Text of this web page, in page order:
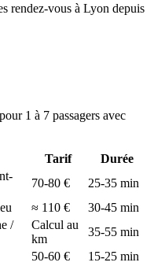
rendez-vous à Lyon depuis
1 à 7 passagers avec
Tarif
Durée
70-80 €
25-35 min
≈ 110 €
30-45 min
/
Calcul au
km
35-55 min
50-60 €
15-25 min